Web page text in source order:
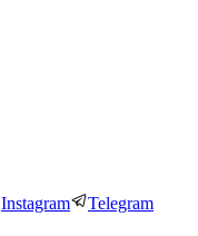
Instagram Telegram